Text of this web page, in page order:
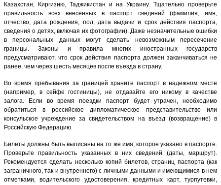
Казахстан, Киргизию, Таджикистан и на Украину. Тщательно проверьте
правильность всех внесенных в паспорт сведений (фамилия, имя,
отчество, дата рождения, пол, дата выдачи и срок действия паспорта,
сведения о детях, включая их фотографии). Даже незначительные ошибки
в персональных данных могут сделать невозможным пересечение
границы. Законы и правила многих иностранных государств
предусматривают, что срок действия паспорта должен заканчиваться не
ранее, чем через шесть месяцев после въезда в страну.
Во время пребывания за границей храните паспорт в надежном месте
(например, в сейфе гостиницы), не отдавайте его никому в качестве
залога. Если во время поездки паспорт будет утрачен, необходимо
обратиться в российское дипломатическое представительство или
консульское учреждение за свидетельством на въезд (возвращение) в
Российскую Федерацию.
Билеты должны быть выписаны на то же имя, которое указано в паспорте.
Проверьте правильность указанных в них сведений (даты, маршрут).
Рекомендуется сделать несколько копий билетов, страниц паспорта (как
заграничного, так и внутреннего) с личными данными и имеющимися в нем
отметками, водительского удостоверения, кредитных карт, турпутевки,